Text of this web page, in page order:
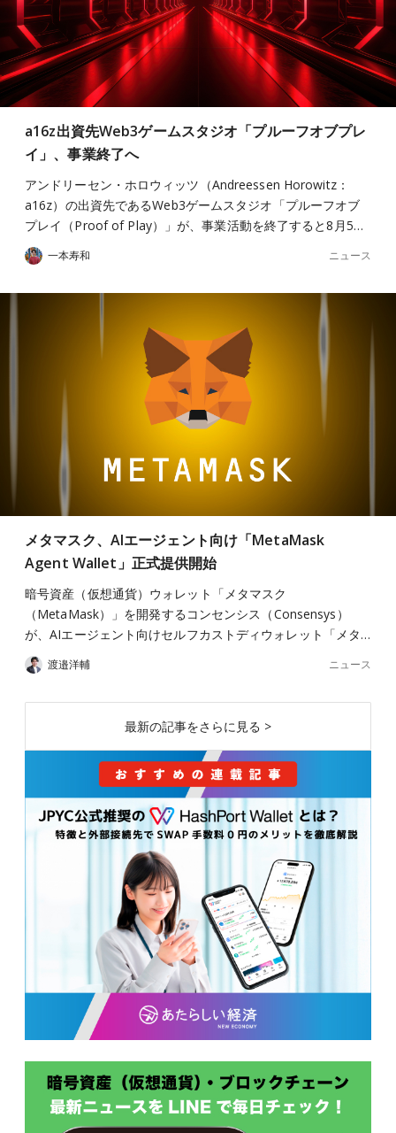
a16z出資先Web3ゲームスタジオ「プルーフオブプレ
イ」、事業終了へ
アンドリーセン・ホロウィッツ（Andreessen Horowitz：
a16z）の出資先であるWeb3ゲームスタジオ「プルーフオブ
プレイ（Proof of Play）」が、事業活動を終了すると8月5…
一本寿和 ニュース
メタマスク、AIエージェント向け「MetaMask
Agent Wallet」正式提供開始
暗号資産（仮想通貨）ウォレット「メタマスク
（MetaMask）」を開発するコンセンシス（Consensys）
が、AIエージェント向けセルフカストディウォレット「メタ…
渡邉洋輔 ニュース
最新の記事をさらに見る >